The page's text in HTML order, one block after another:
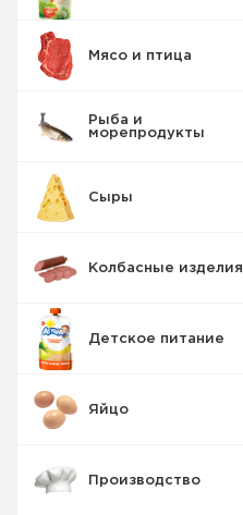
Мясо и птица
Рыба и
морепродукты
Сыры
Колбасные изделия
Детское питание
Яйцо
Производство